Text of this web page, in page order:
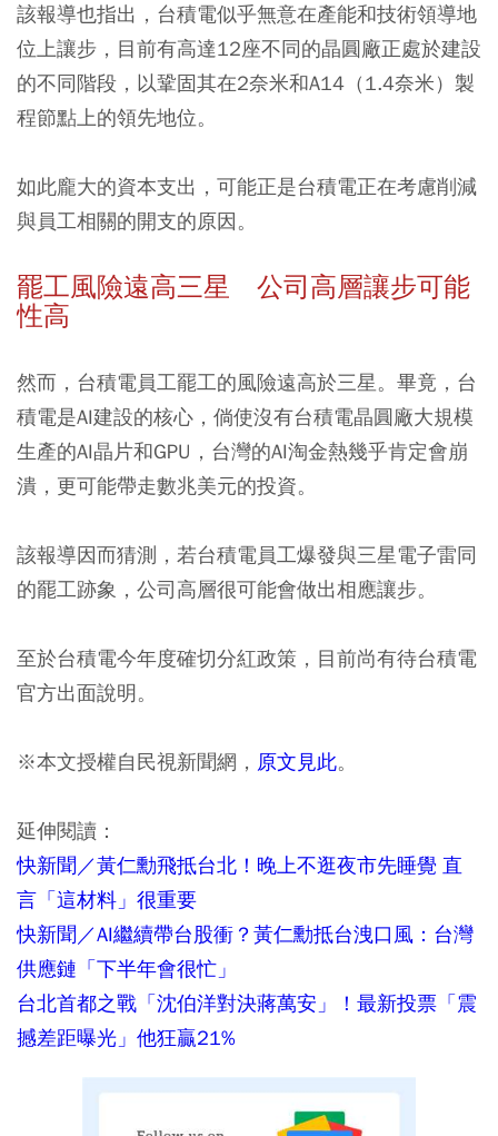
該報導也指出，台積電似乎無意在產能和技術領導地
位上讓步，目前有高達12座不同的晶圓廠正處於建設
的不同階段，以鞏固其在2奈米和A14（1.4奈米）製
程節點上的領先地位。
如此龐大的資本支出，可能正是台積電正在考慮削減
與員工相關的開支的原因。
罷工風險遠高三星 公司高層讓步可能
性高
然而，台積電員工罷工的風險遠高於三星。畢竟，台
積電是AI建設的核心，倘使沒有台積電晶圓廠大規模
生產的AI晶片和GPU，台灣的AI淘金熱幾乎肯定會崩
潰，更可能帶走數兆美元的投資。
該報導因而猜測，若台積電員工爆發與三星電子雷同
的罷工跡象，公司高層很可能會做出相應讓步。
至於台積電今年度確切分紅政策，目前尚有待台積電
官方出面說明。
※本文授權自民視新聞網， 原文見此。
延伸閱讀：
快新聞／黃仁勳飛抵台北！晚上不逛夜市先睡覺 直
言「這材料」很重要
快新聞／AI繼續帶台股衝？黃仁勳抵台洩口風：台灣
供應鏈「下半年會很忙」
台北首都之戰「沈伯洋對決蔣萬安」！最新投票「震
撼差距曝光」他狂贏21%